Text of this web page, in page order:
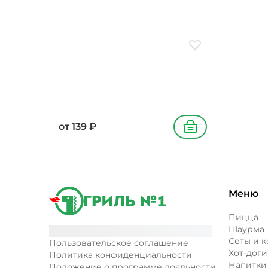
Добавить в
от 139 ₽ В корзину
Пользовательское соглашение
Политика конфиденциальности
Меню
Пицца
Шаурма
Сеты и
Хот-доги
Напитки